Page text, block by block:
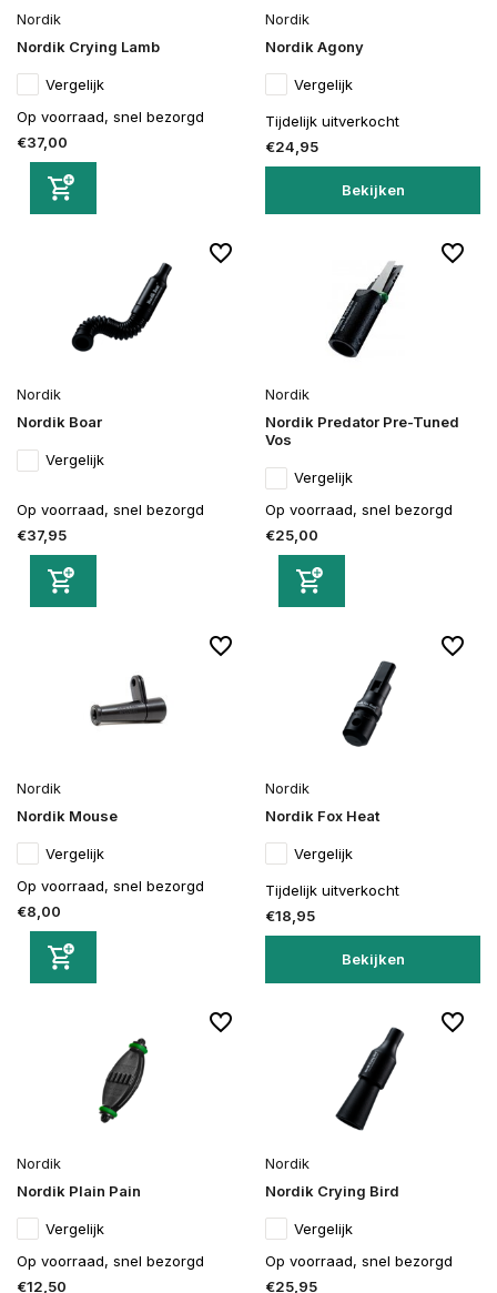
Nordik
Nordik Crying Lamb
Vergelijk
Op voorraad, snel bezorgd
€37,00
Nordik
Nordik Agony
Vergelijk
Tijdelijk uitverkocht
€24,95
Bekijken
Nordik
Nordik Boar
Vergelijk
Op voorraad, snel bezorgd
€37,95
Nordik
Nordik Predator Pre-Tuned
Vos
Vergelijk
Op voorraad, snel bezorgd
€25,00
Nordik
Nordik Mouse
Vergelijk
Op voorraad, snel bezorgd
€8,00
Nordik
Nordik Fox Heat
Vergelijk
Tijdelijk uitverkocht
€18,95
Bekijken
Nordik
Nordik Plain Pain
Vergelijk
Op voorraad, snel bezorgd
€12,50
Nordik
Nordik Crying Bird
Vergelijk
Op voorraad, snel bezorgd
€25,95